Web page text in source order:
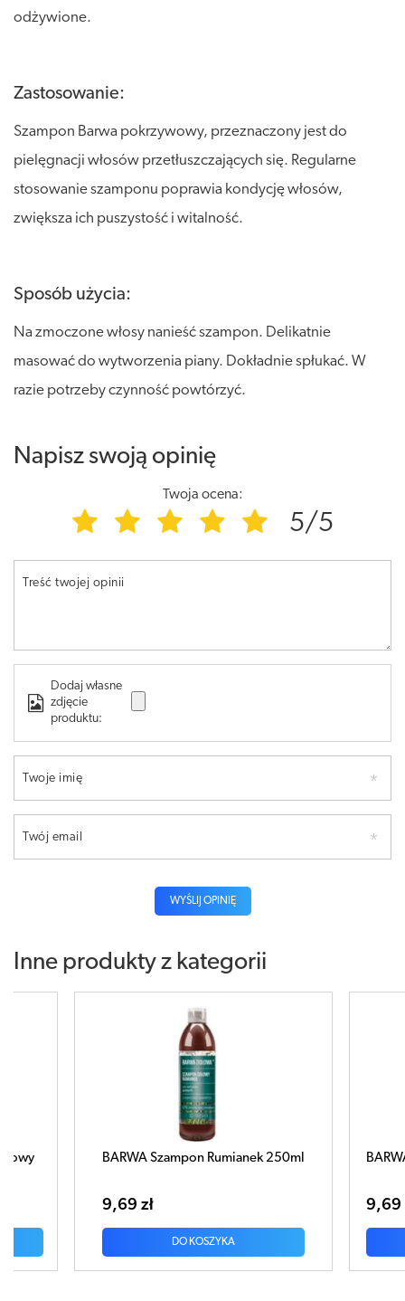
odżywione.
Zastosowanie:
Szampon Barwa pokrzywowy, przeznaczony jest do
pielęgnacji włosów przetłuszczających się. Regularne
stosowanie szamponu poprawia kondycję włosów,
zwiększa ich puszystość i witalność.
Sposób użycia:
Na zmoczone włosy nanieść szampon. Delikatnie
masować do wytworzenia piany. Dokładnie spłukać. W
razie potrzeby czynność powtórzyć.
Napisz swoją opinię
Twoja ocena:
5/5
Treść twojej opinii
Dodaj własne
zdjęcie
produktu:
Twoje imię
Twój email
WYŚLIJ OPINIĘ
Inne produkty z kategorii
Rumianek 250ml BARWA Szampon Czarna Rzepa 250ml